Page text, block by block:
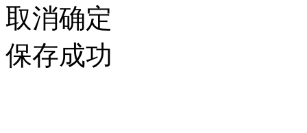
取消确定
保存成功